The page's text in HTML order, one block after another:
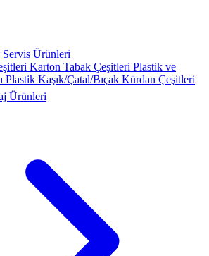
Servis Ürünleri
Karton Tabak Çeşitleri Plastik ve
Plastik Kaşık/Çatal/Bıçak Kürdan Çeşitleri
Ürünleri